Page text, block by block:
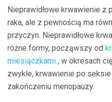
Nieprawidłowe krwawienie z
raka, ale z pewnością ma
przyczyn. Nieprawidłowe
różne formy, począwszy od
miesiączkami , w okresach
zwykle, krwawienie po
zakończeniu menopauzy.